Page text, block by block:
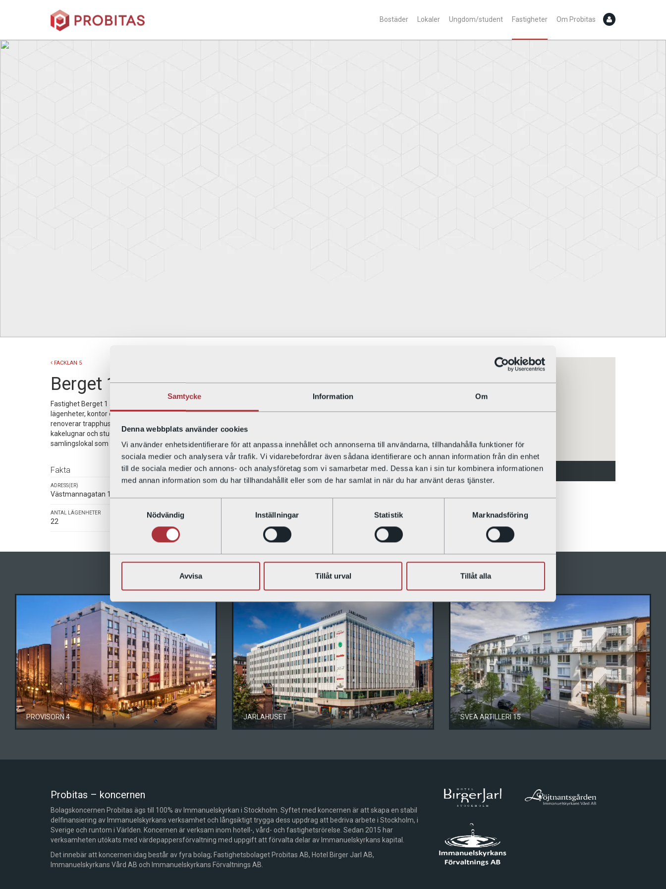
Samtycke Information Om
Denna webbplats använder cookies
Vi använder enhetsidentifierare för att anpassa innehållet och annonserna till användarna, tillhandahålla funktioner för
sociala medier och analysera vår trafik. Vi vidarebefordrar även sådana identifierare och annan information från din enhet
till de sociala medier och annons- och analysföretag som vi samarbetar med. Dessa kan i sin tur kombinera informationen
med annan information som du har tillhandahållit eller som de har samlat in när du har använt deras tjänster.
Nödvändig
Inställningar Statistik Marknadsföring
Avvisa Tillåt urval Tillåt alla
Bostäder Lokaler Ungdom/student Fastigheter Om Probitas
FACKLAN 5
Berget 1
Fastighet Berget 1 är byggt år 1887 och ligger på gatuadress Västmannagatan 15. Den innehåller
lägenheter, kontor och ett studenthem med 11 rum. Probitas förvärvar byggnaden år 1997 och
renoverar trapphuset med ådrings- och marmormålning några år senare. Vackra originalutsmyckningar,
kakelugnar och stuckatur finns bevarade i huset. Under innergården har det tidigare varit en biograf och
samlingslokal som nu innehåller en fotostudio.
Fakta
ADRESS(ER)
Västmannagatan 15
ANTAL LÄGENHETER
22
ANTAL LOKALER
Västmannagatan 15
VÅRA FASTIGHETER
PROVISORN 4 JARLAHUSET SVEA ARTILLERI 15
Probitas – koncernen
Bolagskoncernen Probitas ägs till 100% av Immanuelskyrkan i Stockholm. Syftet med koncernen är att skapa en stabil
delfinansiering av Immanuelskyrkans verksamhet och långsiktigt trygga dess uppdrag att bedriva arbete i Stockholm, i
Sverige och runtom i Världen. Koncernen är verksam inom hotell-, vård- och fastighetsrörelse. Sedan 2015 har
verksamheten utökats med värdepappersförvaltning med uppgift att förvalta delar av Immanuelskyrkans kapital.
Det innebär att koncernen idag består av fyra bolag; Fastighetsbolaget Probitas AB, Hotel Birger Jarl AB,
Immanuelskyrkans Vård AB och Immanuelskyrkans Förvaltnings AB.